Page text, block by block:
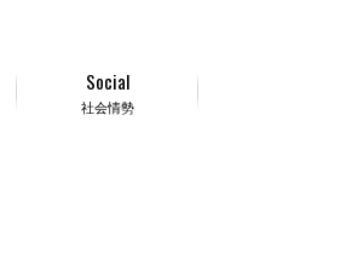
社会情勢
Social